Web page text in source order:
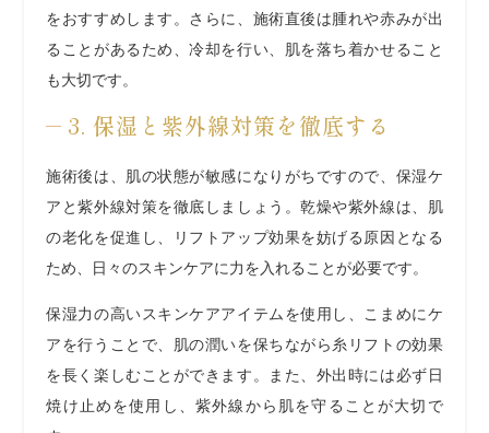
をおすすめします。さらに、施術直後は腫れや赤みが出
ることがあるため、冷却を行い、肌を落ち着かせること
も大切です。
3. 保湿と紫外線対策を徹底する
施術後は、肌の状態が敏感になりがちですので、保湿ケ
アと紫外線対策を徹底しましょう。乾燥や紫外線は、肌
の老化を促進し、リフトアップ効果を妨げる原因となる
ため、日々のスキンケアに力を入れることが必要です。
保湿力の高いスキンケアアイテムを使用し、こまめにケ
アを行うことで、肌の潤いを保ちながら糸リフトの効果
を長く楽しむことができます。また、外出時には必ず日
焼け止めを使用し、紫外線から肌を守ることが大切で